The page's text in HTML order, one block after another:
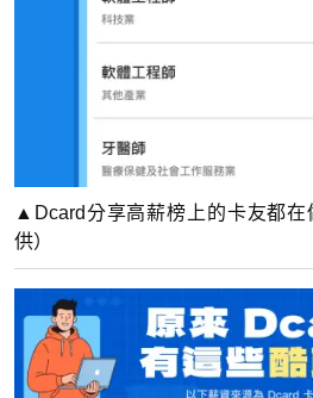
▲Dcard分享高薪榜上的卡友都在
供）